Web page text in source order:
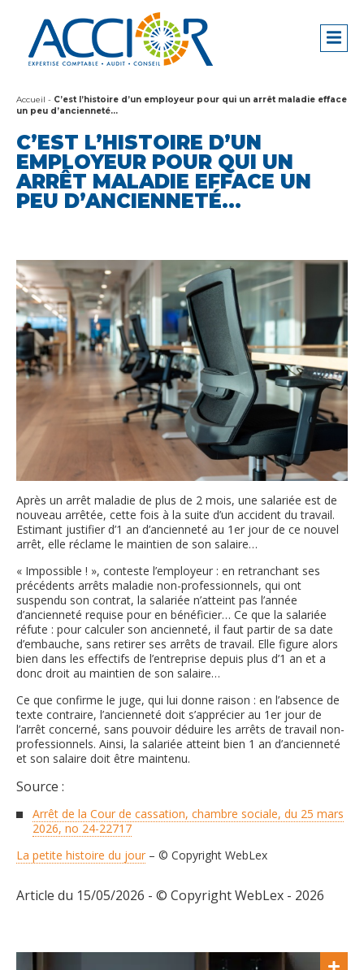
Accueil - C’est l’histoire d’un employeur pour qui un arrêt maladie efface
un peu d’ancienneté…
C’EST L’HISTOIRE D’UN
EMPLOYEUR POUR QUI UN
ARRÊT MALADIE EFFACE UN
PEU D’ANCIENNETÉ…
Après un arrêt maladie de plus de 2 mois, une salariée est de
nouveau arrêtée, cette fois à la suite d’un accident du travail.
Estimant justifier d’1 an d’ancienneté au 1er jour de ce nouvel
arrêt, elle réclame le maintien de son salaire…
« Impossible ! », conteste l’employeur : en retranchant ses
précédents arrêts maladie non-professionnels, qui ont
suspendu son contrat, la salariée n’atteint pas l’année
d’ancienneté requise pour en bénéficier… Ce que la salariée
réfute : pour calculer son ancienneté, il faut partir de sa date
d’embauche, sans retirer ses arrêts de travail. Elle figure alors
bien dans les effectifs de l’entreprise depuis plus d’1 an et a
donc droit au maintien de son salaire…
Ce que confirme le juge, qui lui donne raison : en l’absence de
texte contraire, l’ancienneté doit s’apprécier au 1er jour de
l’arrêt concerné, sans pouvoir déduire les arrêts de travail non-
professionnels. Ainsi, la salariée atteint bien 1 an d’ancienneté
et son salaire doit être maintenu.
Source :
Arrêt de la Cour de cassation, chambre sociale, du 25 mars
2026, no 24-22717
La petite histoire du jour – © Copyright WebLex
Article du 15/05/2026 - © Copyright WebLex - 2026